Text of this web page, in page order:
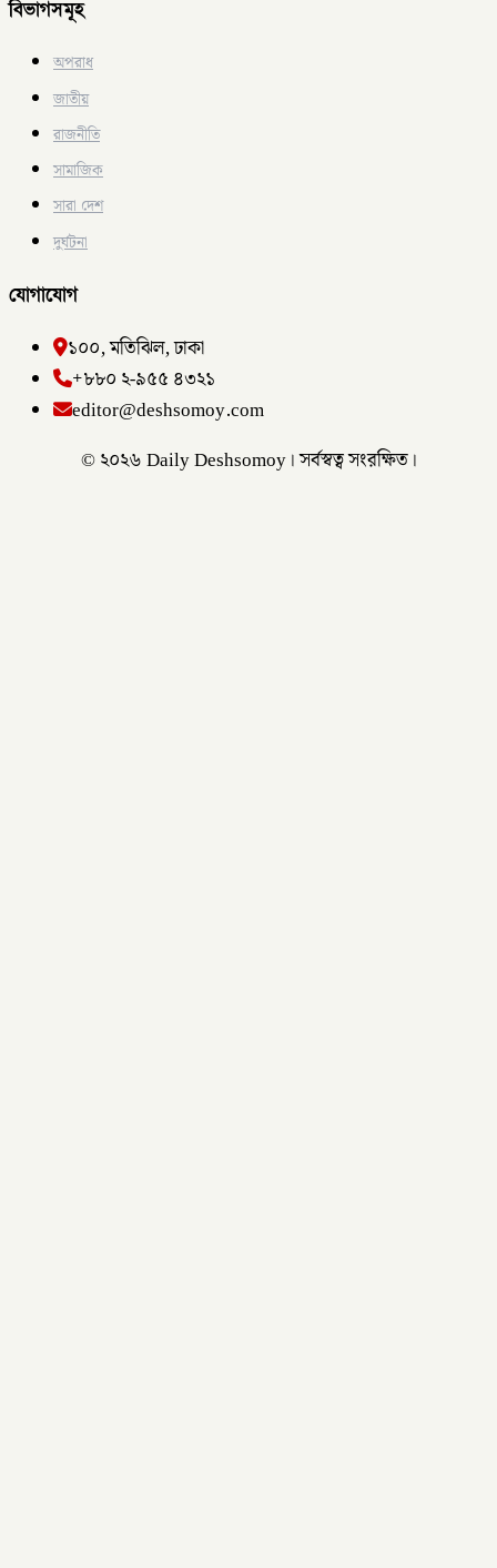
বিভাগসমূহ
অপরাধ
জাতীয়
রাজনীতি
সামাজিক
সারা দেশ
দুর্ঘটনা
যোগাযোগ
১০০, মতিঝিল, ঢাকা
+৮৮০ ২-৯৫৫ ৪৩২১
editor@deshsomoy.com
© ২০২৬ Daily Deshsomoy। সর্বস্বত্ব সংরক্ষিত।